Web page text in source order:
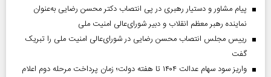
پیام مشاور و دستیار رهبری در پی انتصاب دکتر محسن رضایی به‌عنوان
نماینده رهبر معظم انقلاب و دبیر شورای‌عالی امنیت ملی
رییس مجلس انتصاب محسن رضایی در شورای‌عالی امنیت ملی را تبریک
گفت
واریز سود سهام عدالت ۱۴۰۴ تا هفته دولت؛ زمان پرداخت مرحله دوم اعلام